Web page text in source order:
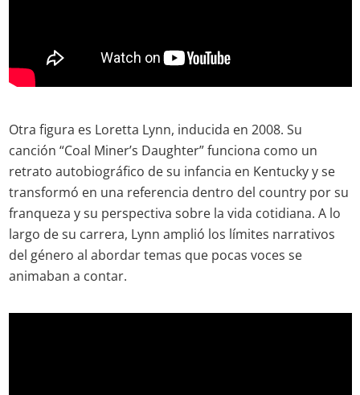
Otra figura es Loretta Lynn, inducida en 2008. Su
canción “Coal Miner’s Daughter” funciona como un
retrato autobiográfico de su infancia en Kentucky y se
transformó en una referencia dentro del country por su
franqueza y su perspectiva sobre la vida cotidiana. A lo
largo de su carrera, Lynn amplió los límites narrativos
del género al abordar temas que pocas voces se
animaban a contar.